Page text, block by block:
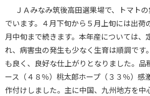
ＪＡみなみ筑後高田選果場で、トマトの
でいます。４月下旬から５月上旬には出荷
月中旬まで続きます。本年産については、
れ、病害虫の発生も少なく生育は順調です
も良く、良好な仕上がりとなりました。品
ース（４８％）桃太郎ホープ（３３％）感
作付けしました。主に中国、九州地方を中